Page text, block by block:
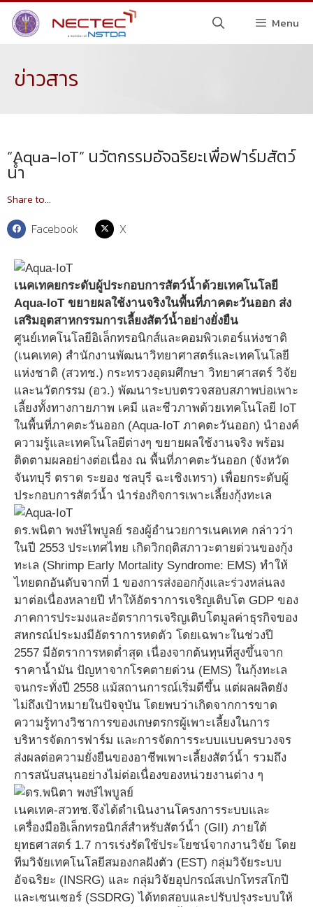
Menu
ข่าวสาร
“Aqua-IoT” นวัตกรรมอัจฉริยะเพื่อฟาร์มสัตว์
น้ำ
Share to...
Facebook X
เนคเทคยกระดับผู้ประกอบการสัตว์น้ำด้วยเทคโนโลยี
Aqua-IoT ขยายผลใช้งานจริงในพื้นที่ภาคตะวันออก ส่ง
เสริมอุตสาหกรรมการเลี้ยงสัตว์น้ำอย่างยั่งยืน
ศูนย์เทคโนโลยีอิเล็กทรอนิกส์และคอมพิวเตอร์แห่งชาติ
(เนคเทค) สำนักงานพัฒนาวิทยาศาสตร์และเทคโนโลยี
แห่งชาติ (สวทช.) กระทรวงอุดมศึกษา วิทยาศาสตร์ วิจัย
และนวัตกรรม (อว.) พัฒนาระบบตรวจสอบสภาพบ่อเพาะ
เลี้ยงทั้งทางกายภาพ เคมี และชีวภาพด้วยเทคโนโลยี IoT
ในพื้นที่ภาคตะวันออก (Aqua-IoT ภาคตะวันออก) นำองค์
ความรู้และเทคโนโลยีต่างๆ ขยายผลใช้งานจริง พร้อม
ติดตามผลอย่างต่อเนื่อง ณ พื้นที่ภาคตะวันออก (จังหวัด
จันทบุรี ตราด ระยอง ชลบุรี ฉะเชิงเทรา) เพื่อยกระดับผู้
ประกอบการสัตว์น้ำ นำร่องกิจการเพาะเลี้ยงกุ้งทะเล
ดร.พนิตา พงษ์ไพบูลย์ รองผู้อำนวยการเนคเทค กล่าวว่า
ในปี 2553 ประเทศไทย เกิดวิกฤติสภาวะตายด่วนของกุ้ง
ทะเล (Shrimp Early Mortality Syndrome: EMS) ทำให้
ไทยตกอันดับจากที่ 1 ของการส่งออกกุ้งและร่วงหล่นลง
มาต่อเนื่องหลายปี ทำให้อัตราการเจริญเติบโต GDP ของ
ภาคการประมงและอัตราการเจริญเติบโตมูลค่าธุรกิจของ
สหกรณ์ประมงมีอัตราการหดตัว โดยเฉพาะในช่วงปี
2557 มีอัตราการหดต่ำสุด เนื่องจากต้นทุนที่สูงขึ้นจาก
ราคาน้ำมัน ปัญหาจากโรคตายด่วน (EMS) ในกุ้งทะเล
จนกระทั่งปี 2558 แม้สถานการณ์เริ่มดีขึ้น แต่ผลผลิตยัง
ไม่ถึงเป้าหมายในปัจจุบัน โดยพบว่าเกิดจากการขาด
ความรู้ทางวิชาการของเกษตรกรผู้เพาะเลี้ยงในการ
บริหารจัดการฟาร์ม และการจัดการระบบแบบครบวงจร
ส่งผลต่อความยั่งยืนของอาชีพเพาะเลี้ยงสัตว์น้ำ รวมถึง
การสนับสนุนอย่างไม่ต่อเนื่องของหน่วยงานต่าง ๆ
เนคเทค-สวทช.จึงได้ดำเนินงานโครงการระบบและ
เครื่องมืออิเล็กทรอนิกส์สำหรับสัตว์น้ำ (GII) ภายใต้
ยุทธศาสตร์ 1.7 การเร่งรัดใช้ประโยชน์จากงานวิจัย โดย
ทีมวิจัยเทคโนโลยีสมองกลฝังตัว (EST) กลุ่มวิจัยระบบ
อัจฉริยะ (INSRG) และ กลุ่มวิจัยอุปกรณ์สเปกโทรสโกปี
และเซนเซอร์ (SSDRG) ได้ทดสอบและปรับปรุงระบบให้